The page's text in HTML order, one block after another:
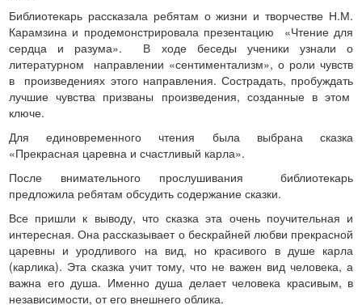
Библиотекарь рассказала ребятам о жизни и творчестве Н.М.
Карамзина и продемонстрировала презентацию «Чтение для
сердца и разума». В ходе беседы ученики узнали о
литературном направлении «сентиментализм», о роли чувств
в произведениях этого направления. Сострадать, пробуждать
лучшие чувства призваны произведения, созданные в этом
ключе.
Для единовременного чтения была выбрана сказка
«Прекрасная царевна и счастливый карла».
После внимательного прослушивания библиотекарь
предложила ребятам обсудить содержание сказки.
Все пришли к выводу, что сказка эта очень поучительная и
интересная. Она рассказывает о бескрайней любви прекрасной
царевны и уродливого на вид, но красивого в душе карла
(карлика). Эта сказка учит тому, что не важен вид человека, а
важна его душа. Именно душа делает человека красивым, в
независимости, от его внешнего облика.